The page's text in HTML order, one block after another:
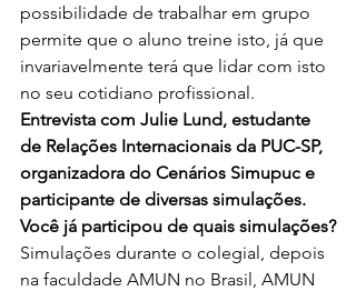
possibilidade de trabalhar em grupo
permite que o aluno treine isto, já que
invariavelmente terá que lidar com isto
no seu cotidiano profissional.
Entrevista com Julie Lund, estudante
de Relações Internacionais da PUC-SP,
organizadora do Cenários Simupuc e
participante de diversas simulações.
Você já participou de quais simulações?
Simulações durante o colegial, depois
na faculdade AMUN no Brasil, AMUN